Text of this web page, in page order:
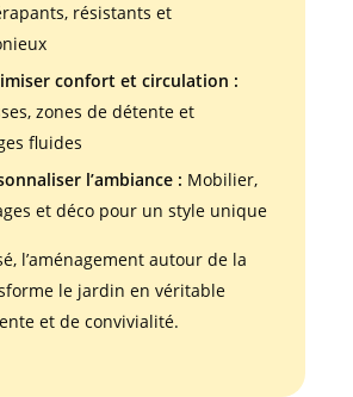
résistants et
confort et circulation :
zones de détente et
fluides
l’ambiance : Mobilier,
et déco pour un style unique
l’aménagement autour de la
le jardin en véritable
et de convivialité.